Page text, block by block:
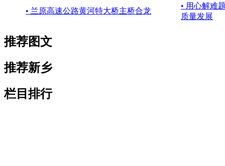
• 兰原高速公路黄河特大桥主桥合龙
• 用心解难
质量发展
推荐图文
推荐新乡
栏目排行